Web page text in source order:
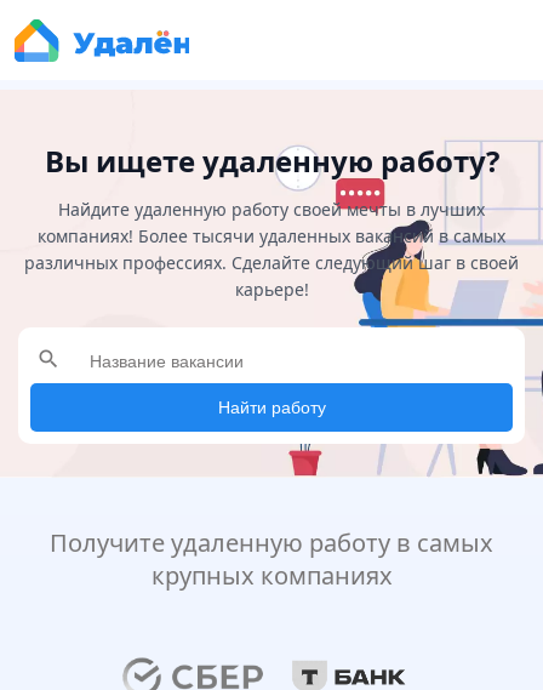
Вы ищете удаленную работу?
Найдите удаленную работу своей мечты в лучших
компаниях! Более тысячи удаленных вакансий в самых
различных профессиях. Сделайте следующий шаг в своей
карьере!
search
Найти работу
Получите удаленную работу в самых
крупных компаниях